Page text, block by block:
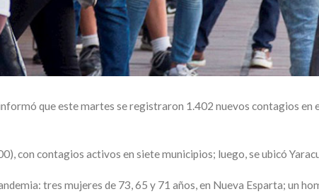
que este martes se registraron 1.402 nuevos contagios
con contagios activos en siete municipios; luego, se ubicó
tres mujeres de 73, 65 y 71 años, en Nueva Esparta; un